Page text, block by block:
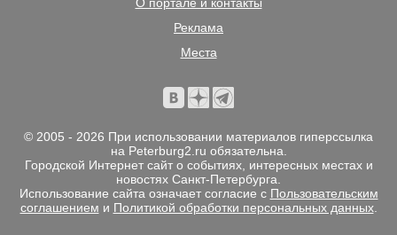
Реклама
Места
© 2005 - 2026 При использовании материалов гиперссылка
на Peterburg2.ru обязательна.
Городской Интернет сайт о событиях, интересных местах и
новостях Санкт-Петербурга.
Использование сайта означает согласие с Пользовательским
соглашением и Политикой обработки персональных данных.